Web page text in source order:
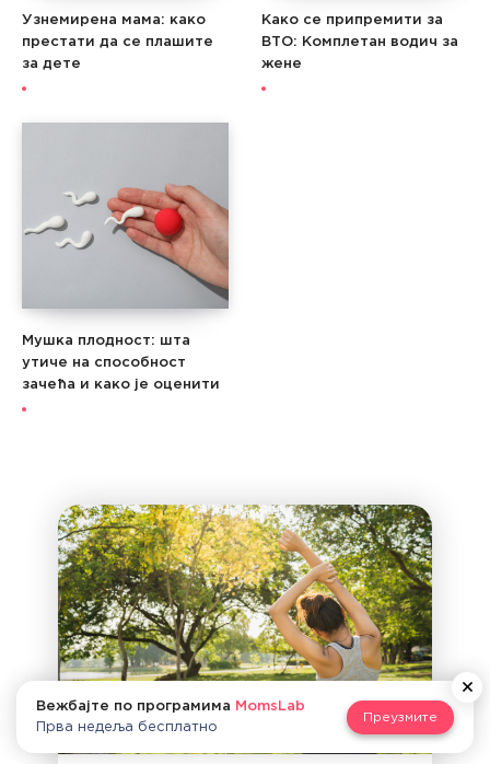
Узнемирена мама: како
престати да се плашите
за дете
Како се припремити за
ВТО: Комплетан водич за
жене
Мушка плодност: шта
утиче на способност
зачећа и како је оценити
Вежбајте по програмима
MomsLab
Прва недеља бесплатно
Преузмите